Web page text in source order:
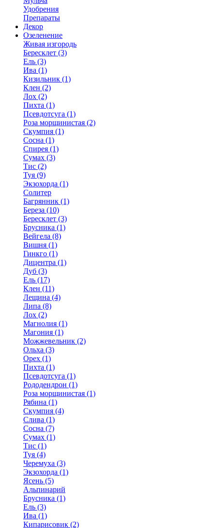
Удобрения
Препараты
Декор
Озеленение
Живая изгородь
Бересклет (3)
Ель (3)
Ива (1)
Кизильник (1)
Клен (2)
Лох (2)
Пихта (1)
Псевдотсуга (1)
Роза морщинистая (2)
Скумпия (1)
Сосна (1)
Спирея (1)
Сумах (3)
Тис (2)
Туя (9)
Экзохорда (1)
Солитер
Багрянник (1)
Береза (10)
Бересклет (3)
Брусника (1)
Вейгела (8)
Вишня (1)
Гинкго (1)
Дицентра (1)
Дуб (3)
Ель (17)
Клен (11)
Лещина (4)
Липа (8)
Лох (2)
Магнолия (1)
Магония (1)
Можжевельник (2)
Ольха (3)
Орех (1)
Пихта (1)
Псевдотсуга (1)
Рододендрон (1)
Роза морщинистая (1)
Рябина (1)
Скумпия (4)
Слива (1)
Сосна (7)
Сумах (1)
Тис (1)
Туя (4)
Черемуха (3)
Экзохорда (1)
Ясень (5)
Альпинарий
Брусника (1)
Ель (3)
Ива (1)
Кипарисовик (2)